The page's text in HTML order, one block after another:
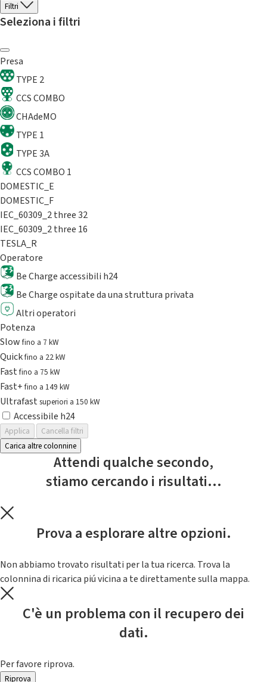
Filtri
Seleziona i filtri
Presa
TYPE 2
CCS COMBO
CHAdeMO
TYPE 1
TYPE 3A
CCS COMBO 1
DOMESTIC_E
DOMESTIC_F
IEC_60309_2 three 32
IEC_60309_2 three 16
TESLA_R
Operatore
Be Charge accessibili h24
Be Charge ospitate da una struttura privata
Altri operatori
Potenza
Slowfino a 7 kW
Quickfino a 22 kW
Fastfino a 75 kW
Fast+fino a 149 kW
Ultrafast superiori a 150 kW
Accessibile h24
Applica
Cancella filtri
Carica altre colonnine
Attendi qualche secondo,
stiamo cercando i risultati...
Prova a esplorare altre opzioni.
Non abbiamo trovato risultati per la tua ricerca. Trova la
colonnina di ricarica piú vicina a te direttamente sulla mappa.
C'è un problema con il recupero dei
dati.
Per favore riprova.
Riprova